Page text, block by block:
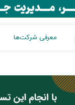
معرفی شرکت‌ها